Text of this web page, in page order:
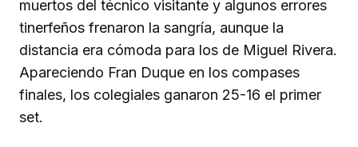
muertos del técnico visitante y algunos errores
tinerfeños frenaron la sangría, aunque la
distancia era cómoda para los de Miguel Rivera.
Apareciendo Fran Duque en los compases
finales, los colegiales ganaron 25-16 el primer
set.